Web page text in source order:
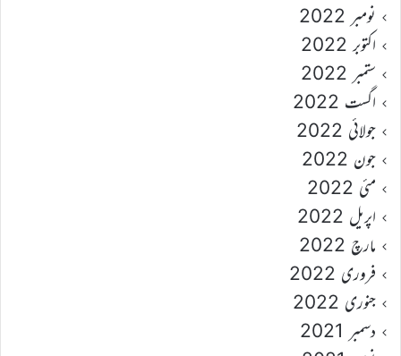
نومبر 2022
اکتوبر 2022
ستمبر 2022
اگست 2022
جولائی 2022
جون 2022
مئی 2022
اپریل 2022
مارچ 2022
فروری 2022
جنوری 2022
دسمبر 2021